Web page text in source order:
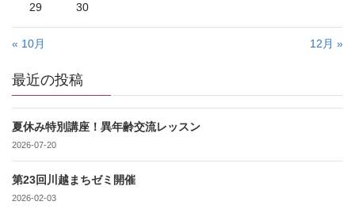
29 30
« 10月 12月 »
最近の投稿
夏休み特別講座！異年齢交流レッスン
2026-07-20
第23回川越まちゼミ開催
2026-02-03